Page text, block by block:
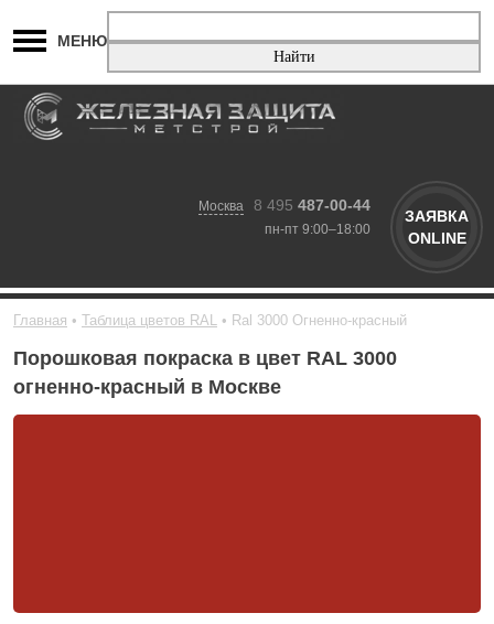
МЕНЮ
Москва 8 495 487-00-44
пн-пт 9:00–18:00
ЗАЯВКА
ONLINE
Главная Таблица цветов RAL Ral 3000 Огненно-красный
Порошковая покраска в цвет RAL 3000
огненно-красный в Москве